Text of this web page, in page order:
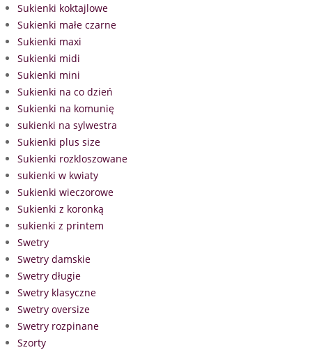
Sukienki koktajlowe
Sukienki małe czarne
Sukienki maxi
Sukienki midi
Sukienki mini
Sukienki na co dzień
Sukienki na komunię
sukienki na sylwestra
Sukienki plus size
Sukienki rozkloszowane
sukienki w kwiaty
Sukienki wieczorowe
Sukienki z koronką
sukienki z printem
Swetry
Swetry damskie
Swetry długie
Swetry klasyczne
Swetry oversize
Swetry rozpinane
Szorty